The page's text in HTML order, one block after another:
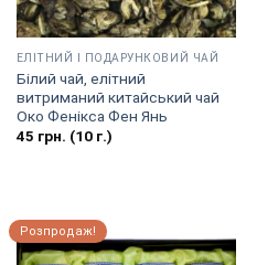
EЛІТНИЙ І ПОДАРУНКОВИЙ ЧАЙ
Білий чай, елітний
витриманий китайський чай
Око Фенікса Фен Янь
45 грн. (10 г.)
Розпродаж!